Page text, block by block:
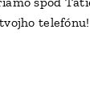
telefónu!